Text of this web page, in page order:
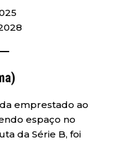
emprestado ao
espaço no
da Série B, foi